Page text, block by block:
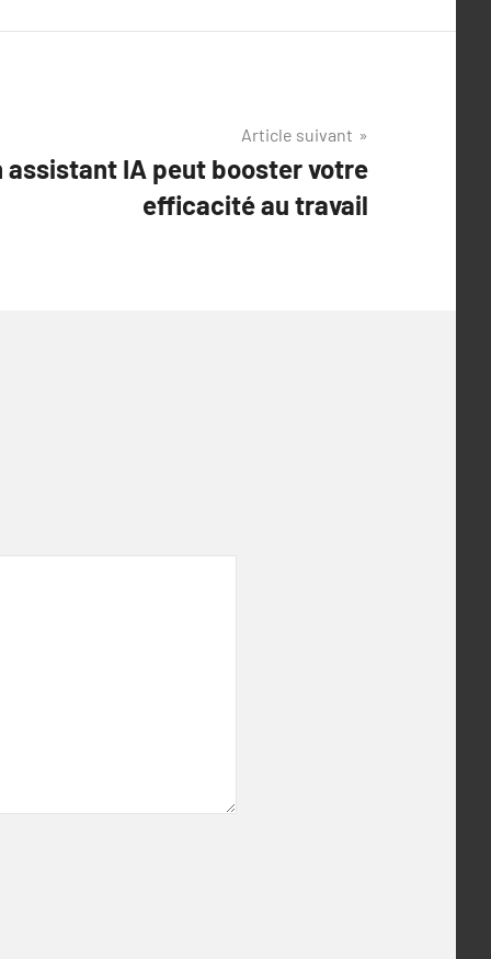
Article suivant
assistant IA peut booster votre
efficacité au travail